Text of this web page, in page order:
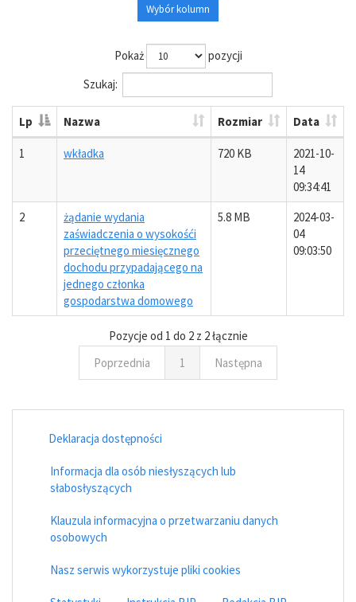
Wybór kolumn
Pokaż
pozycji
Szukaj:
Lp Nazwa Rozmiar Data
1 wkładka 720 KB
2021-10-
14
09:34:41
2
żądanie wydania
zaświadczenia o wysokośći
przeciętnego miesięcznego
dochodu przypadającego na
jednego członka
gospodarstwa domowego
5.8 MB
2024-03-
04
09:03:50
Pozycje od 1 do 2 z 2 łącznie
Poprzednia
1 Następna
Deklaracja dostępności
Informacja dla osób niesłyszących lub
słabosłyszących
Klauzula informacyjna o przetwarzaniu danych
osobowych
Nasz serwis wykorzystuje pliki cookies